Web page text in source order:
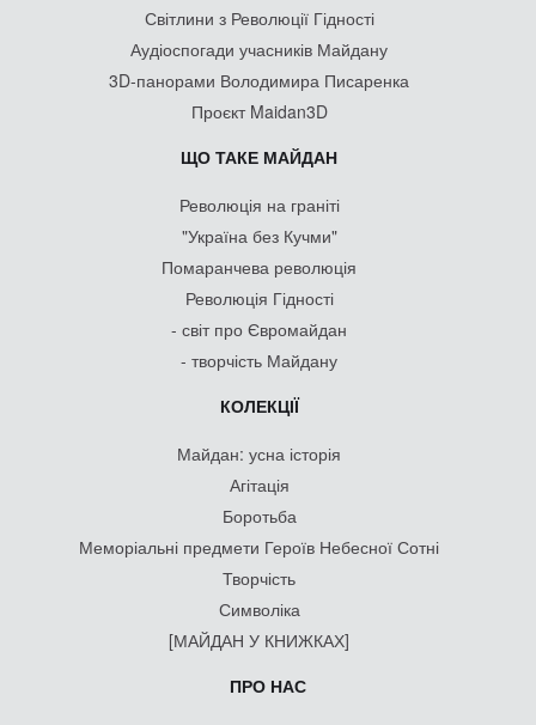
Світлини з Революції Гідності
Аудіоспогади учасників Майдану
3D-панорами Володимира Писаренка
Проєкт Maidan3D
ЩО ТАКЕ МАЙДАН
Революція на граніті
"Україна без Кучми"
Помаранчева революція
Революція Гідності
- світ про Євромайдан
- творчість Майдану
КОЛЕКЦІЇ
Майдан: усна історія
Агітація
Боротьба
Меморіальні предмети Героїв Небесної Сотні
Творчість
Символіка
[МАЙДАН У КНИЖКАХ]
ПРО НАС